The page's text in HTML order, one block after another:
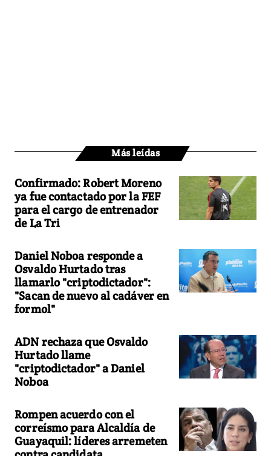
Más leídas
Confirmado: Robert Moreno
ya fue contactado por la FEF
para el cargo de entrenador
de La Tri
Daniel Noboa responde a
Osvaldo Hurtado tras
llamarlo "criptodictador":
"Sacan de nuevo al cadáver en
formol"
ADN rechaza que Osvaldo
Hurtado llame
"criptodictador" a Daniel
Noboa
Rompen acuerdo con el
correísmo para Alcaldía de
Guayaquil: líderes arremeten